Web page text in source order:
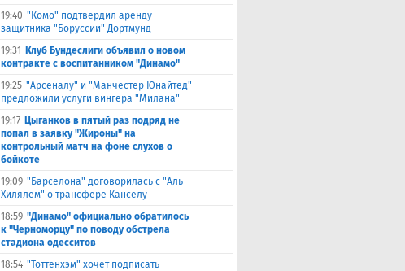
19:40 "Комо" подтвердил аренду
защитника "Боруссии" Дортмунд
19:31
Клуб Бундеслиги объявил о новом
контракте с воспитанником "Динамо"
19:25 "Арсеналу" и "Манчестер Юнайтед"
предложили услуги вингера "Милана"
19:17 Цыганков в пятый раз подряд не
попал в заявку "Жироны" на
контрольный матч на фоне слухов о
бойкоте
19:09 "Барселона" договорилась с "Аль-
Хилялем" о трансфере Канселу
18:59 "Динамо" официально обратилось
к "Черноморцу" по поводу обстрела
стадиона одесситов
18:54 "Тоттенхэм" хочет подписать